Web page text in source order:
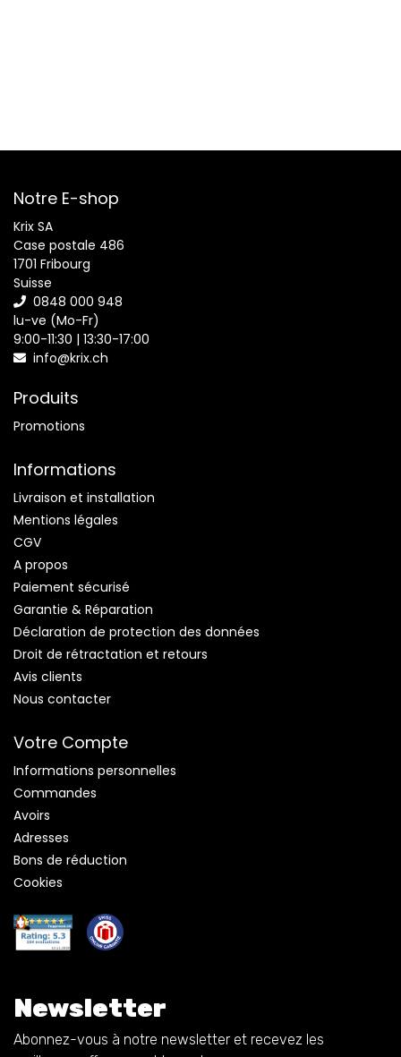
Notre E-shop
Krix SA
Case postale 486
1701 Fribourg
Suisse
0848 000 948
lu-ve (Mo-Fr)
9:00-11:30 | 13:30-17:00
info@krix.ch
Produits
Promotions
Informations
Livraison et installation
Mentions légales
CGV
A propos
Paiement sécurisé
Garantie & Réparation
Déclaration de protection des données
Droit de rétractation et retours
Avis clients
Nous contacter
Votre Compte
Informations personnelles
Commandes
Avoirs
Adresses
Bons de réduction
Cookies
Newsletter
Abonnez-vous à notre newsletter et recevez les